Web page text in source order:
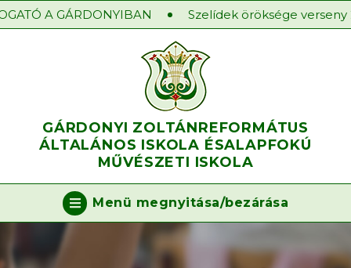
A GÁRDONYIBAN Szelídek öröksége verseny
GÁRDONYI ZOLTÁNREFORMÁTUS
ÁLTALÁNOS ISKOLA ÉSALAPFOKÚ
MŰVÉSZETI ISKOLA
Menü megnyitása/bezárása